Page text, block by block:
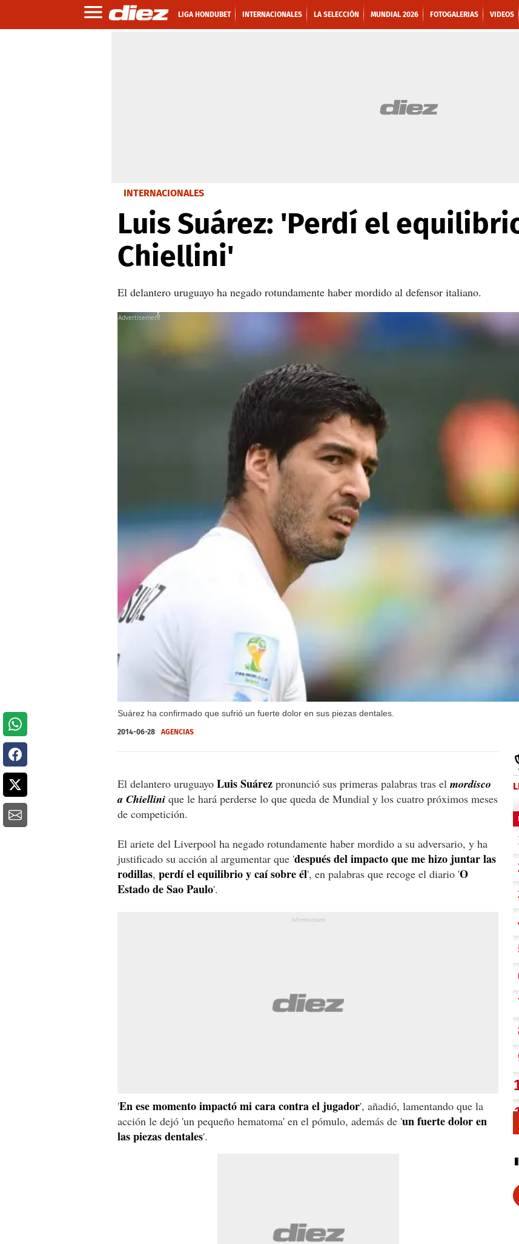
LIGA HONDUBET INTERNACIONALES LA SELECCIÓN MUNDIAL 2026 FOTOGALERIAS VIDEOS
INTERNACIONALES
Luis Suárez: 'Perdí el
Chiellini'
El delantero uruguayo ha negado rotundamente haber mordido al defensor italiano.
Suárez ha confirmado que sufrió un fuerte dolor en sus piezas dentales.
X
2014-06-28 AGENCIAS
El delantero uruguayo Luis Suárez pronunció sus primeras palabras tras el mordisco
a Chiellini que le hará perderse lo que queda de Mundial y los cuatro próximos meses
de competición.
El ariete del Liverpool ha negado rotundamente haber mordido a su adversario, y ha
justificado su acción al argumentar que 'después del impacto que me hizo juntar las
rodillas, perdí el equilibrio y caí sobre él', en palabras que recoge el diario 'O
Estado de Sao Paulo'.
'En ese momento impactó mi cara contra el jugador', añadió, lamentando que la
acción le dejó 'un pequeño hematoma' en el pómulo, además de 'un fuerte dolor en
las piezas dentales'.